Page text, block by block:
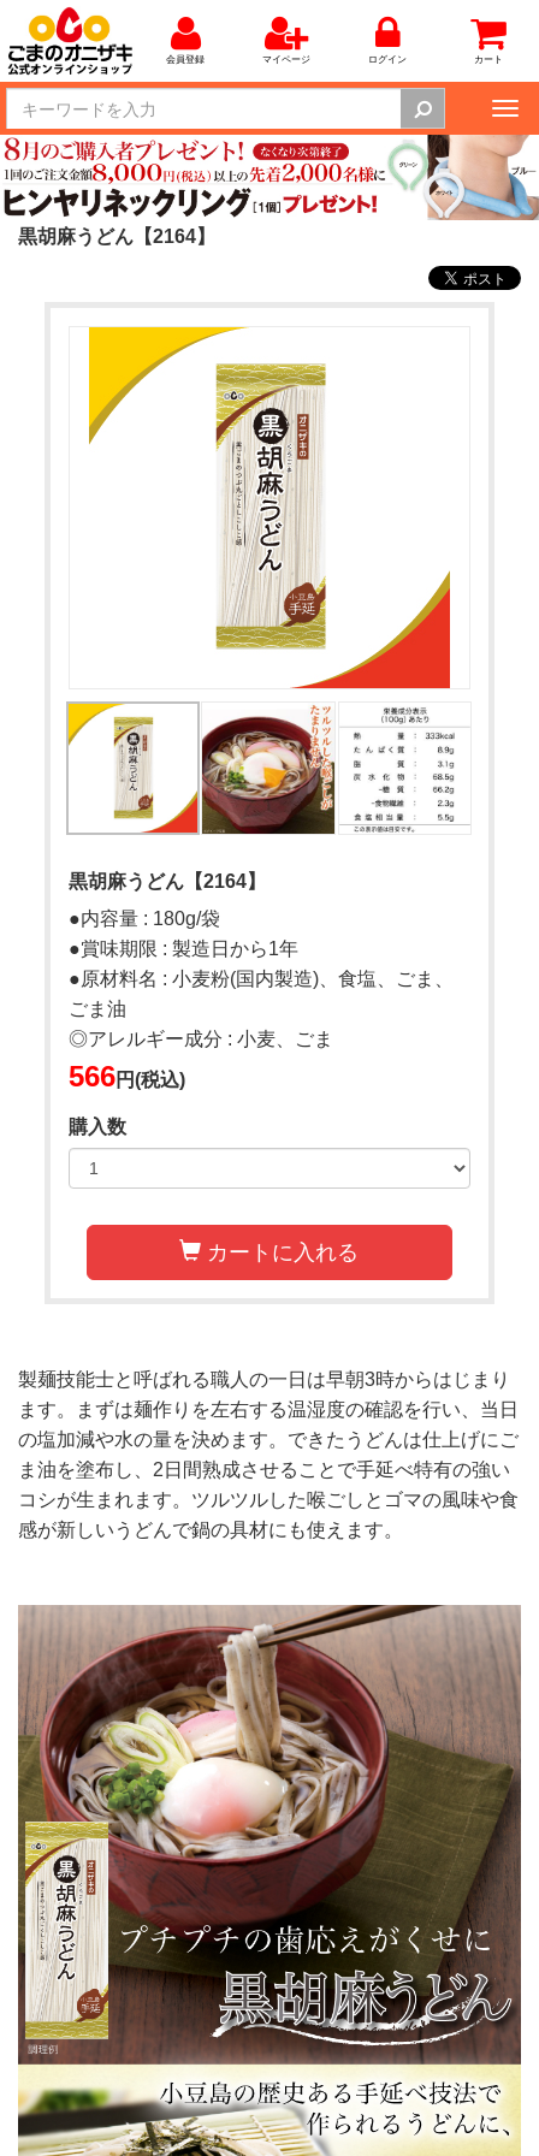
会員登録 マイページ ログイン カート
黒胡麻うどん【2164】
黒胡麻うどん【2164】
●内容量 : 180g/袋
●賞味期限 : 製造日から1年
●原材料名 : 小麦粉(国内製造)、食塩、ごま、
ごま油
◎アレルギー成分 : 小麦、ごま
566円(税込)
購入数
カートに入れる
製麺技能士と呼ばれる職人の一日は早朝3時からはじまり
ます。まずは麺作りを左右する温湿度の確認を行い、当日
の塩加減や水の量を決めます。できたうどんは仕上げにご
ま油を塗布し、2日間熟成させることで手延べ特有の強い
コシが生まれます。ツルツルした喉ごしとゴマの風味や食
感が新しいうどんで鍋の具材にも使えます。